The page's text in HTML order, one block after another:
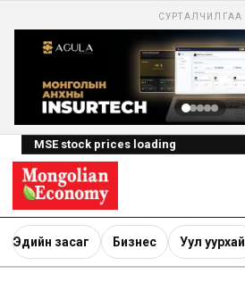
СУРТАЛЧИЛГАА
MSE stock prices loading
Эдийн засаг Бизнес Уул уурхай